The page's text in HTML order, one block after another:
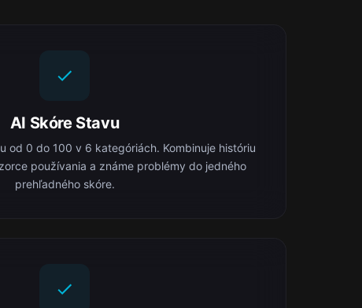
AI Skóre Stavu
od 0 do 100 v 6 kategóriách. Kombinuje históriu
používania a známe problémy do jedného
prehľadného skóre.